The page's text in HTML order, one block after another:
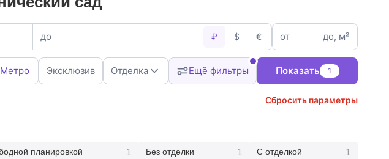
до ₽ $ € от до, м²
Метро Эксклюзив Отделка Ещё фильтры Показать 1
Сбросить параметры
планировкой 1 Без отделки 1 С отделкой 1